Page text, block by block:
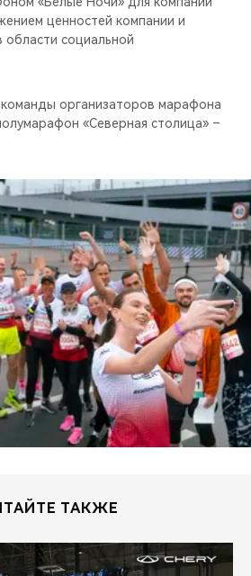
ценностей компании и
области социальной
организаторов марафона
«Северная столица» –
ТАКЖЕ